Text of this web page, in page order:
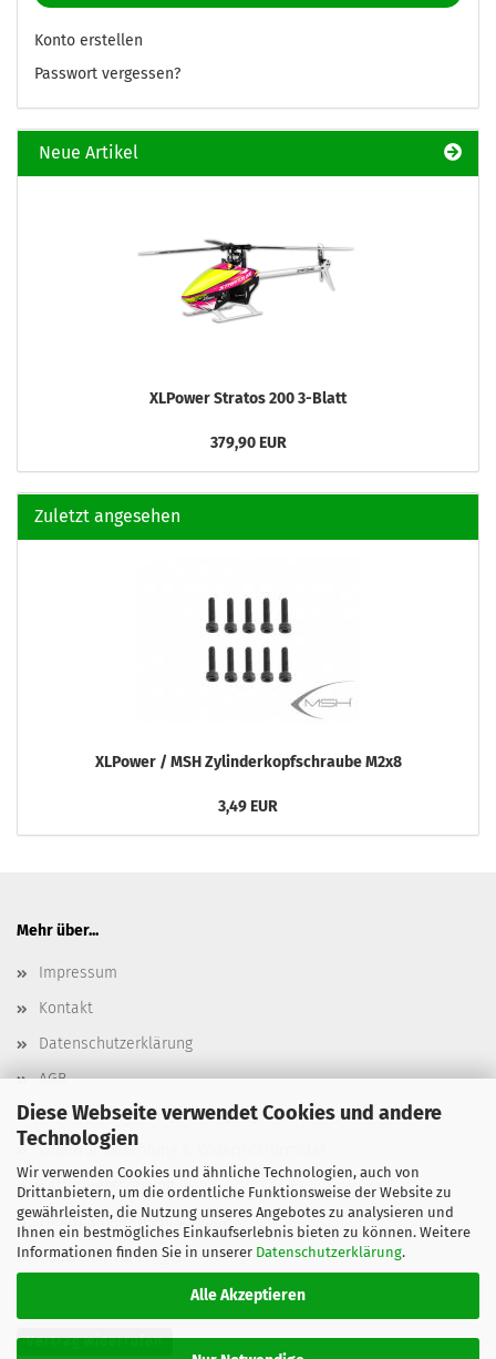
Diese Webseite verwendet Cookies und andere
Technologien
Wir verwenden Cookies und ähnliche Technologien, auch von
Drittanbietern, um die ordentliche Funktionsweise der Website zu
gewährleisten, die Nutzung unseres Angebotes zu analysieren und
Ihnen ein bestmögliches Einkaufserlebnis bieten zu können. Weitere
Informationen finden Sie in unserer Datenschutzerklärung.
Alle Akzeptieren
Konto erstellen
Passwort vergessen?
Neue Artikel
XLPower Stratos 200 3-Blatt
379,90 EUR
Zuletzt angesehen
XLPower / MSH Zylinderkopfschraube M2x8
3,49 EUR
Mehr über...
Impressum
Kontakt
Datenschutzerklärung
AGB
Versand- & Zahlungsbedingungen, Versandkosten
Widerrufsbelehrung & Widerrufsformular
Batterieentsorgung
Elektroaltgeräteentsorgung
Cookie Einstellungen
Vertrag widerrufen